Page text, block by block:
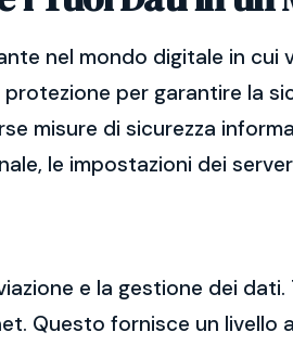
nel mondo digitale in cui
per garantire la
misure di sicurezza
le impostazioni dei
e la gestione dei
Questo fornisce un livello